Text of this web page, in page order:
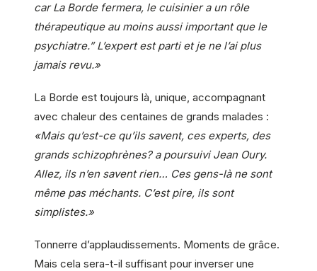
car La Borde fermera, le cuisinier a un rôle
thérapeutique au moins aussi important que le
psychiatre.” L’expert est parti et je ne l’ai plus
jamais revu.»
La Borde est toujours là, unique, accompagnant
avec chaleur des centaines de grands malades :
«Mais qu’est-ce qu’ils savent, ces experts, des
grands schizophrènes? a poursuivi Jean Oury.
Allez, ils n’en savent rien… Ces gens-là ne sont
même pas méchants. C’est pire, ils sont
simplistes.»
Tonnerre d’applaudissements. Moments de grâce.
Mais cela sera-t-il suffisant pour inverser une